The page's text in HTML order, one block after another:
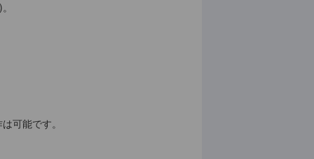
可能です。